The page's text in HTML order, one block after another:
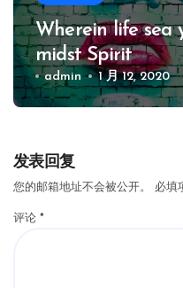
Wherein life sea
midst Spirit
admin 1 月 12, 2020
发表回复
您的邮箱地址不会被公开。 必填
评论 *